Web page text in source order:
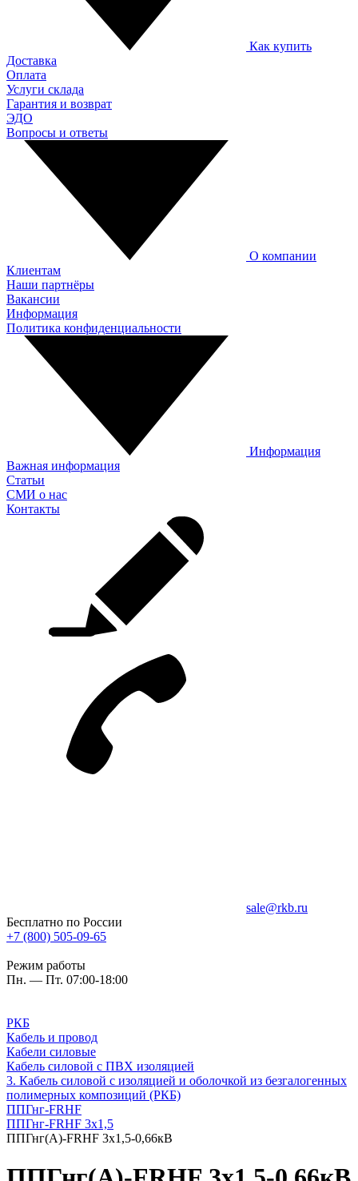
Как купить
Доставка
Оплата
Услуги склада
Гарантия и возврат
ЭДО
Вопросы и ответы
О компании
Клиентам
Наши партнёры
Вакансии
Информация
Политика конфиденциальности
Информация
Важная информация
Статьи
СМИ о нас
Контакты
sale@rkb.ru
Бесплатно по России
+7 (800) 505-09-65
Режим работы
Пн. — Пт. 07:00-18:00
РКБ
Кабель и провод
Кабели силовые
Кабель силовой с ПВХ изоляцией
3. Кабель силовой с изоляцией и оболочкой из безгалогенных
полимерных композиций (РКБ)
ППГнг-FRHF
ППГнг-FRHF 3х1,5
ППГнг(А)-FRHF 3х1,5-0,66кВ